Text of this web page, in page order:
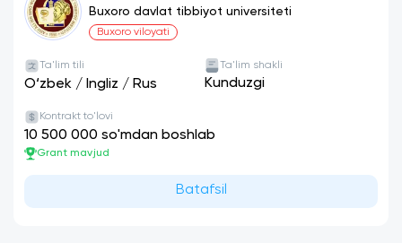
Buxoro davlat tibbiyot universiteti
Buxoro viloyati
Ta'lim tili
O‘zbek / Ingliz / Rus
Ta'lim shakli
Kunduzgi
Kontrakt to'lovi
10 500 000 so'mdan boshlab
Grant mavjud
Batafsil